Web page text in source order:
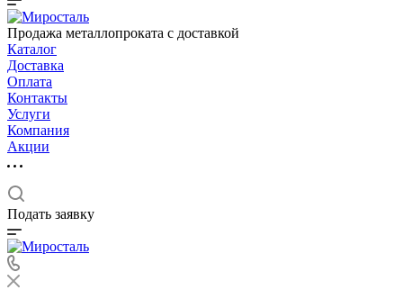
Продажа металлопроката с доставкой
Каталог
Доставка
Оплата
Контакты
Услуги
Компания
Акции
Подать заявку